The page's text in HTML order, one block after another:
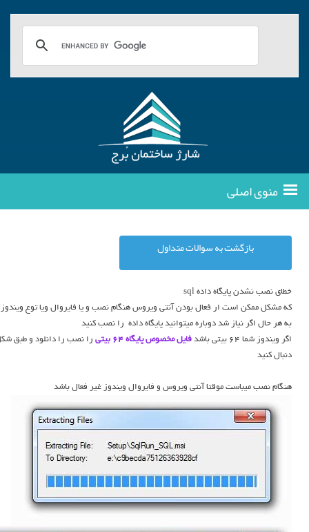
منوی اصلی
بازگشت به سوالات متداول
خطای نصب نشدن پایگاه داده sql
که مشکل ممکن است ار فعال بودن آنتی ویروس هنگام نصب و یا فایروال ویا توع
به هر حال اگر نیاز شد دوباره میتوانید پایگاه داده را نصب کنید
اگر ویندوز شما 64 بیتی باشد
فایل مخصوص پایگاه 64 بیتی
را نصب را دانلود و طبق
دنبال کنید
هنگام نصب میباست موقتا آنتی ویروس و فایروال ویندوز غیر فعال باشد